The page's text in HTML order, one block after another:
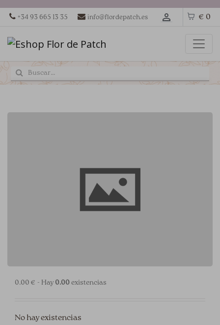
+34 93 665 13 35 info@flordepatch.es € 0
0.00 € - Hay 0.00existencias
No hay existencias